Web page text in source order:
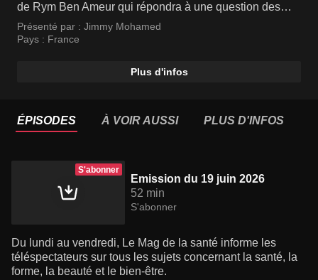
de Rym Ben Ameur qui répondra à une question des
téléspectateurs. Parler de santé sans tabou et dans la
bonne humeur reste la colonne vertébrale de l'émission.
Présenté par : Jimmy Mohamed
Pays : France
Plus d'infos
ÉPISODES À VOIR AUSSI PLUS D'INFOS
S'abonner
Emission du 19 juin 2026
52 min
S'abonner
Du lundi au vendredi, Le Mag de la santé informe les
téléspectateurs sur tous les sujets concernant la santé, la
forme, la beauté et le bien-être.